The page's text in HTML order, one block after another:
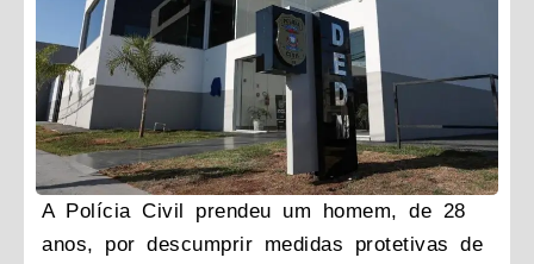
A Polícia Civil prendeu um homem, de 28
anos, por descumprir medidas protetivas de